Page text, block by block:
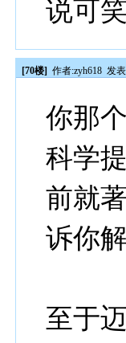
说可
[70楼] 作者:zyh618 发
你那
科学
前就
诉你
至于